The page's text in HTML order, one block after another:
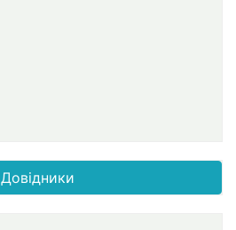
Довідники